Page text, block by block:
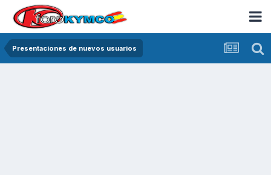
Presentaciones de nuevos usuarios